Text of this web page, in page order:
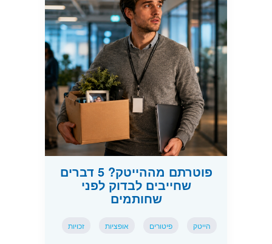
פוטרתם מההייטק? 5 דברים
שחייבים לבדוק לפני
שחותמים
הייטק פיטורים אופציות זכויות